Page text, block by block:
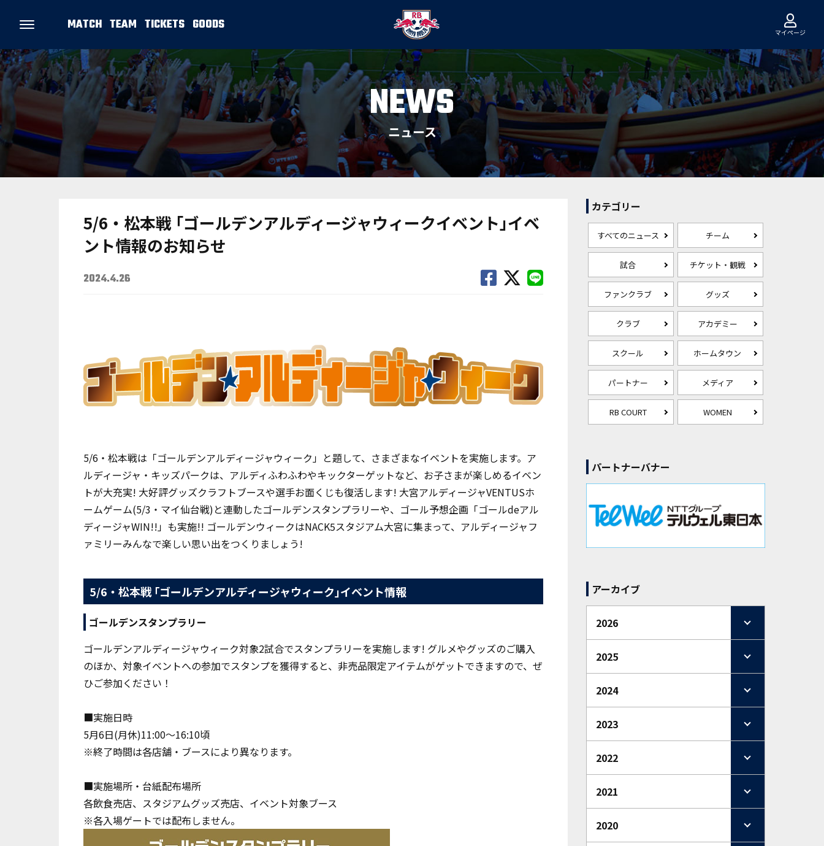
MATCH TEAM TICKETS GOODS マイページ
NEWS
ニュース
5/6・松本戦 ｢ゴールデンアルディージャウィークイベント｣イベ
ント情報のお知らせ
2024.4.26
5/6・松本戦は「ゴールデンアルディージャウィーク」と題して、さまざまなイベントを実施します。ア
ルディージャ・キッズパークは、アルディふわふわやキックターゲットなど、お子さまが楽しめるイベン
トが大充実! 大好評グッズクラフトブースや選手お面くじも復活します! 大宮アルディージャVENTUSホ
ームゲーム(5/3・マイ仙台戦)と連動したゴールデンスタンプラリーや、ゴール予想企画「ゴールdeアル
ディージャWIN!!」も実施!! ゴールデンウィークはNACK5スタジアム大宮に集まって、アルディージャフ
ァミリーみんなで楽しい思い出をつくりましょう!
5/6・松本戦 ｢ゴールデンアルディージャウィーク｣イベント情報
ゴールデンスタンプラリー
ゴールデンアルディージャウィーク対象2試合でスタンプラリーを実施します! グルメやグッズのご購入
のほか、対象イベントへの参加でスタンプを獲得すると、非売品限定アイテムがゲットできますので、ぜ
ひご参加ください！
■実施日時
5月6日(月休)11:00～16:10頃
※終了時間は各店舗・ブースにより異なります。
■実施場所・台紙配布場所
各飲食売店、スタジアムグッズ売店、イベント対象ブース
※各入場ゲートでは配布しません。
カテゴリー
すべてのニュース チーム
試合 チケット・観戦
ファンクラブ グッズ
クラブ アカデミー
スクール ホームタウン
パートナー メディア
RB COURT WOMEN
パートナーバナー
アーカイブ
2026
2025
2024
2023
2022
2021
2020